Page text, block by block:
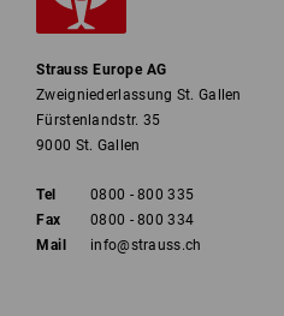
Strauss Europe AG
Zweigniederlassung St. Gallen
Fürstenlandstr. 35
9000 St. Gallen
Tel
0800 - 800 335
Fax
0800 - 800 334
Mail
info@strauss.ch